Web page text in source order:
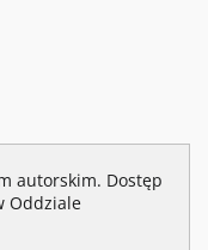
autorskim. Dostęp
Oddziale